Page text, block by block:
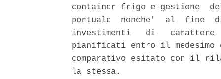
container frigo e gestione
portuale  nonche'  al  fine
investimenti   di
pianificati entro il medesimo
comparativo esitato con il
la stessa.